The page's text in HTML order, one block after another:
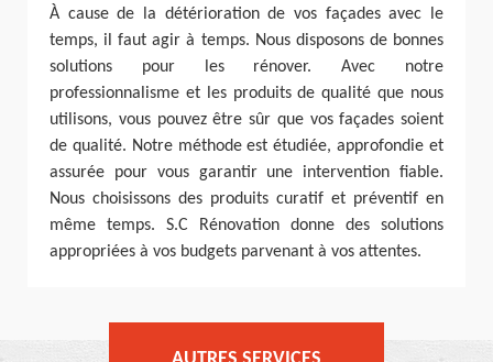
À cause de la détérioration de vos façades avec le
temps, il faut agir à temps. Nous disposons de bonnes
solutions pour les rénover. Avec notre
professionnalisme et les produits de qualité que nous
utilisons, vous pouvez être sûr que vos façades soient
de qualité. Notre méthode est étudiée, approfondie et
assurée pour vous garantir une intervention fiable.
Nous choisissons des produits curatif et préventif en
même temps. S.C Rénovation donne des solutions
appropriées à vos budgets parvenant à vos attentes.